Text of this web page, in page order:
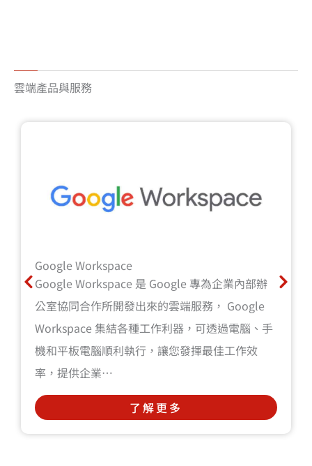
雲端產品與服務
Google Workspace
Google Workspace 是 Google 專為企業內部辦
公室協同合作所開發出來的雲端服務， Google
Workspace 集結各種工作利器，可透過電腦、手
機和平板電腦順利執行，讓您發揮最佳工作效
率，提供企業…
了解更多